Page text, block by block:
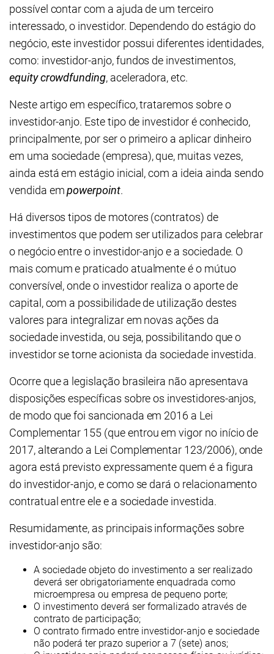
possível contar com a ajuda de um terceiro
interessado, o investidor. Dependendo do estágio do
negócio, este investidor possui diferentes identidades,
como: investidor-anjo, fundos de investimentos,
equity crowdfunding, aceleradora, etc.
Neste artigo em específico, trataremos sobre o
investidor-anjo. Este tipo de investidor é conhecido,
principalmente, por ser o primeiro a aplicar dinheiro
em uma sociedade (empresa), que, muitas vezes,
ainda está em estágio inicial, com a ideia ainda sendo
vendida empowerpoint.
Há diversos tipos de motores (contratos) de
investimentos que podem ser utilizados para celebrar
o negócio entre o investidor-anjo e a sociedade. O
mais comum e praticado atualmente é o mútuo
conversível, onde o investidor realiza o aporte de
capital, com a possibilidade de utilização destes
valores para integralizar em novas ações da
sociedade investida, ou seja, possibilitando que o
investidor se torne acionista da sociedade investida.
Ocorre que a legislação brasileira não apresentava
disposições específicas sobre os investidores-anjos,
de modo que foi sancionada em 2016 a Lei
Complementar 155 (que entrou em vigor no início de
2017, alterando a Lei Complementar 123/2006), onde
agora está previsto expressamente quem é a figura
do investidor-anjo, e como se dará o relacionamento
contratual entre ele e a sociedade investida.
Resumidamente, as principais informações sobre
investidor-anjo são:
A sociedade objeto do investimento a ser realizado
deverá ser obrigatoriamente enquadrada como
microempresa ou empresa de pequeno porte;
O investimento deverá ser formalizado através de
contrato de participação;
O contrato firmado entre investidor-anjo e sociedade
não poderá ter prazo superior a 7 (sete) anos;